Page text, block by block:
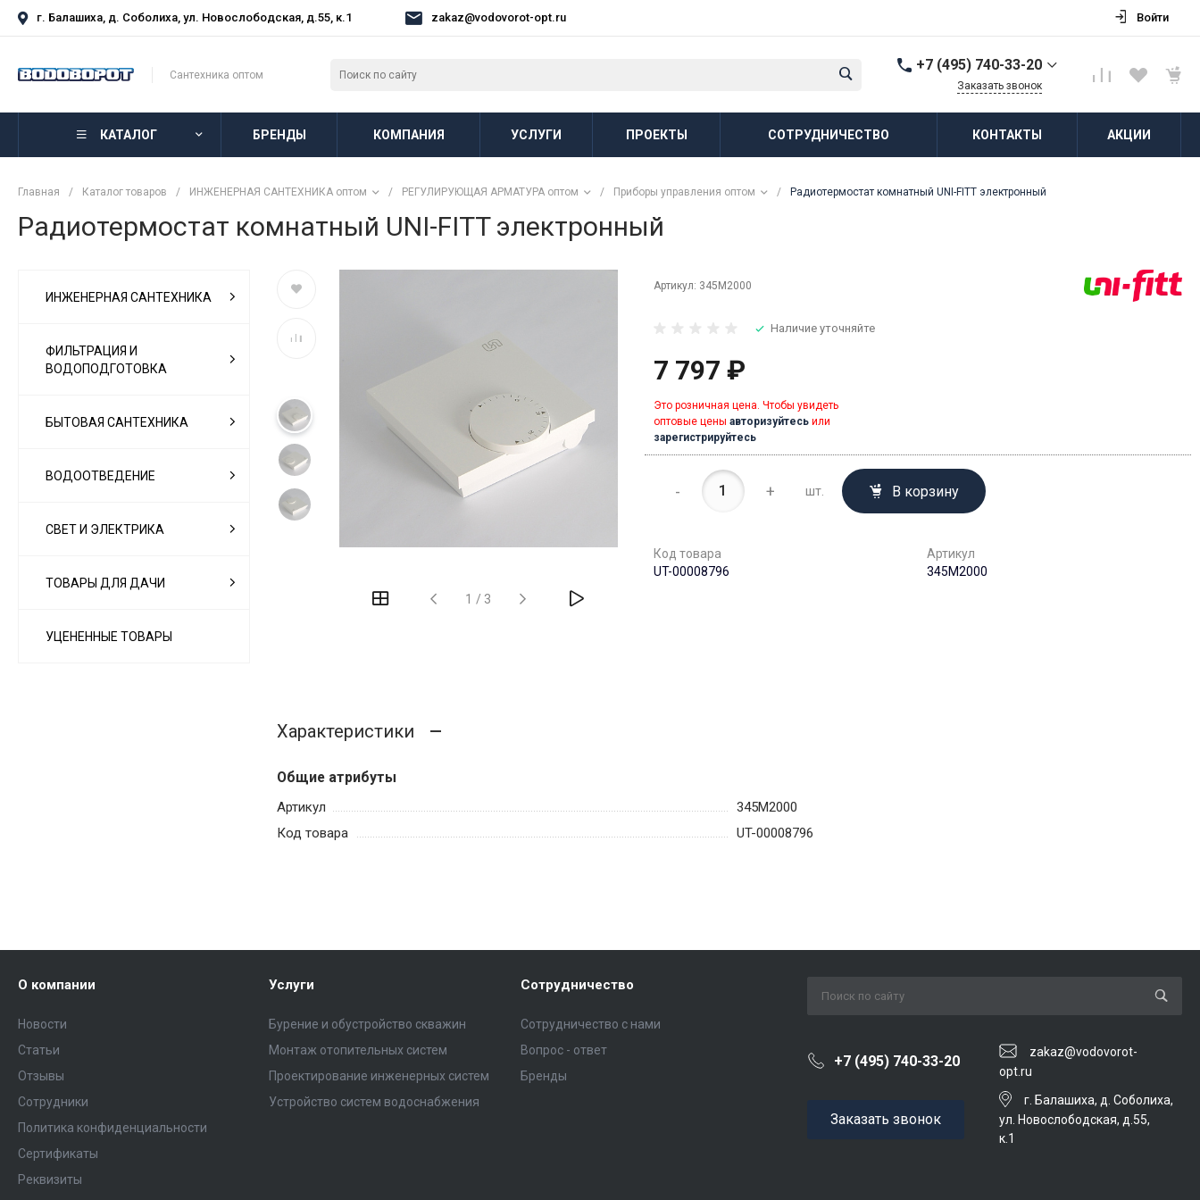
г. Балашиха, д. Соболиха, ул. Новослободская, д.55, к.1 zakaz@vodovorot-opt.ru Войти
Сантехника оптом
+7 (495) 740-33-20
г. Балашиха, д.
Пн-Пт: 8:00-18:00 Cб-Вс:
Заказать звонок
КАТАЛОГ БРЕНДЫ КОМПАНИЯ УСЛУГИ ПРОЕКТЫ СОТРУДНИЧЕСТВО КОНТАКТЫ АКЦИИ
Главная / Каталог товаров / ИНЖЕНЕРНАЯ САНТЕХНИКА оптом / РЕГУЛИРУЮЩАЯ АРМАТУРА оптом / Приборы управления оптом / Радиотермостат комнатный UNI-FITT электронный
Радиотермостат комнатный UNI-FITT электронный
ИНЖЕНЕРНАЯ САНТЕХНИКА
ФИЛЬТРАЦИЯ И
ВОДОПОДГОТОВКА
БЫТОВАЯ САНТЕХНИКА
ВОДООТВЕДЕНИЕ
СВЕТ И ЭЛЕКТРИКА
ТОВАРЫ ДЛЯ ДАЧИ
УЦЕНЕННЫЕ ТОВАРЫ
1 / 3
Артикул: 345M2000
Наличие уточняйте
7 797 ₽
Это розничная цена. Чтобы увидеть
оптовые цены авторизуйтесьили
зарегистрируйтесь
- + шт. В корзину
Код товара
UT-00008796
Артикул
345M2000
Характеристики
Общие атрибуты
Артикул
345M2000
Код товара
UT-00008796
О компании
Новости
Статьи
Отзывы
Сотрудники
Политика конфиденциальности
Сертификаты
Реквизиты
Услуги
Бурение и обустройство скважин
Монтаж отопительных систем
Проектирование инженерных систем
Устройство систем водоснабжения
Сотрудничество
Сотрудничество с нами
Вопрос - ответ
Бренды
+7 (495) 740-33-20
zakaz@vodovorot-
opt.ru
Заказать звонок
г. Балашиха, д. Соболиха,
ул. Новослободская, д.55,
к.1